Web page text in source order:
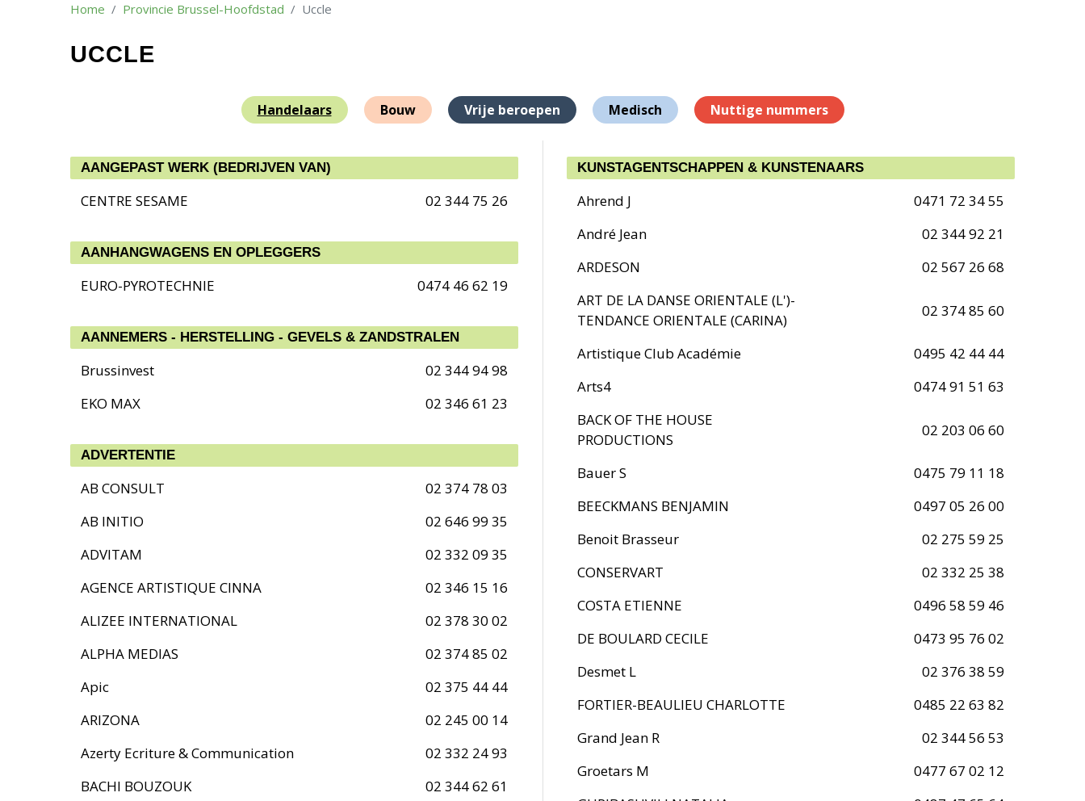
Home Provincie Brussel-Hoofdstad Uccle
UCCLE
Handelaars Bouw Vrije beroepen Medisch Nuttige nummers
AANGEPAST WERK (BEDRIJVEN VAN)
CENTRE SESAME 02 344 75 26
AANHANGWAGENS EN OPLEGGERS
EURO-PYROTECHNIE 0474 46 62 19
AANNEMERS - HERSTELLING - GEVELS & ZANDSTRALEN
Brussinvest
02 344 94 98
EKO MAX
02 346 61 23
ADVERTENTIE
AB CONSULT
02 374 78 03
AB INITIO
02 646 99 35
ADVITAM
02 332 09 35
AGENCE ARTISTIQUE CINNA
02 346 15 16
ALIZEE INTERNATIONAL
02 378 30 02
ALPHA MEDIAS
02 374 85 02
Apic
02 375 44 44
ARIZONA
02 245 00 14
Azerty Ecriture & Communication
02 332 24 93
BACHI BOUZOUK
02 344 62 61
KUNSTAGENTSCHAPPEN & KUNSTENAARS
Ahrend J
0471 72 34 55
André Jean
02 344 92 21
ARDESON
02 567 26 68
ART DE LA DANSE ORIENTALE (L')-
TENDANCE ORIENTALE (CARINA)
02 374 85 60
Artistique Club Académie
0495 42 44 44
Arts4
0474 91 51 63
BACK OF THE HOUSE
PRODUCTIONS
02 203 06 60
Bauer S
0475 79 11 18
BEECKMANS BENJAMIN
0497 05 26 00
Benoit Brasseur
02 275 59 25
CONSERVART
02 332 25 38
COSTA ETIENNE
0496 58 59 46
DE BOULARD CECILE
0473 95 76 02
Desmet L
02 376 38 59
FORTIER-BEAULIEU CHARLOTTE
0485 22 63 82
Grand Jean R
02 344 56 53
Groetars M
0477 67 02 12